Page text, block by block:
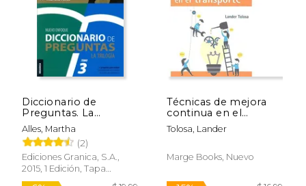
50% 15%
Diccionario de
Preguntas. La
Trilogía. Vol 3: Las
Preguntas Para
Evaluar las
Competencias más
Utilizadas en Gestión
Alles, Martha
(2)
Ediciones Granica, S.A.,
2015, 1 Edición, Tapa
Blanda, Nuevo
Técnicas de mejora
continua en el
transporte (Biblioteca
de logística) (Spanish
Tolosa, Lander
Marge Books, Nuevo